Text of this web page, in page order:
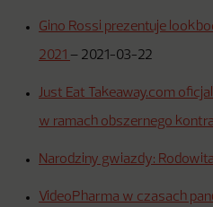
Gino Rossi prezentuje
2021 – 2021-03-22
Just Eat Takeaway.com
w ramach obszernego
Narodziny gwiazdy:
VideoPharma w czasach